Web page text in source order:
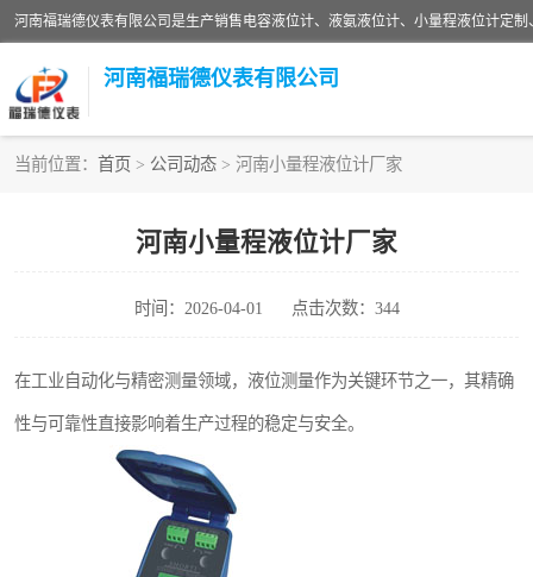
河南福瑞德仪表有限公司
当前位置： 首页 > 公司动态 > 河南小量程液位计厂家
河南小量程液位计厂家
时间：2026-04-01 点击次数：344
在工业自动化与精密测量领域，液位测量作为关键环节之一，其精确
性与可靠性直接影响着生产过程的稳定与安全。
差压变送器
液氨液位计